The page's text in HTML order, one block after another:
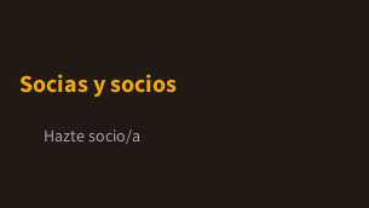
Socias y socios
Hazte socio/a